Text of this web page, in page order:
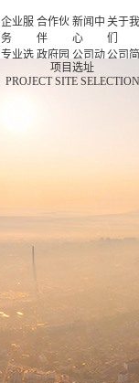
企业服
务
专业选
项目申
合作伙
伴
政府园
企业客
新闻中
心
公司动
态
产业观
关于
们
公司
人力
项目选址
PROJECT SITE SELECTION